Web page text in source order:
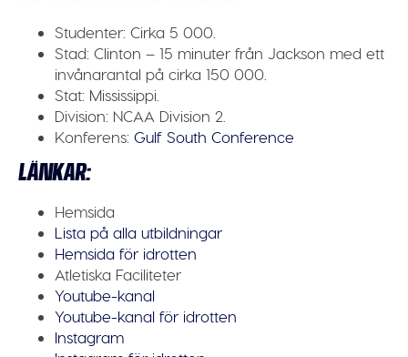
Studenter:Cirka 5 000.
Stad: Clinton – 15 minuter från Jackson med ett
invånarantal på cirka 150 000.
Stat: Mississippi.
Division: NCAA Division 2.
Konferens: Gulf South Conference
LÄNKAR:
Hemsida
Lista på alla utbildningar
Hemsida för idrotten
Atletiska Faciliteter
Youtube-kanal
Youtube-kanal för idrotten
Instagram